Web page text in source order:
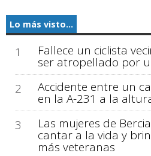
Lo más visto...
1 Fallece un ciclista
ser atropellado por
2
Accidente entre un
en la A-231 a la
3
Las mujeres de
cantar a la vida y
más veteranas